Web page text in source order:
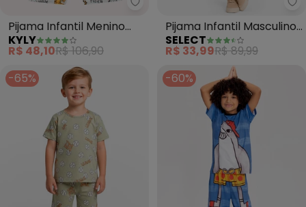
Kyly - Pijama Infantil Menino
Pijama Infantil Menino
Tigre (Cinza)
KYLY
R$ 48,10R$ 106,90
Pijama Infantil Masculino
Estampado (Verde)
SELECT
R$ 33,99R$ 89,99
-65%
-60%